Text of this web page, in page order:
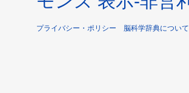
プライバシー・ポリシー 脳科学辞典について